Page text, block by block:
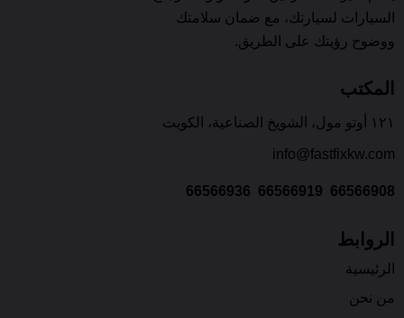
السيارات لسيارتك، مع ضمان سلامتك
ووضوح رؤيتك على الطريق.
المكتب
١٢١ أوتو مول، الشويخ الصناعية، الكويت
info@fastfixkw.com
66566908
66566919
66566936
الروابط
الرئيسية
من نحن